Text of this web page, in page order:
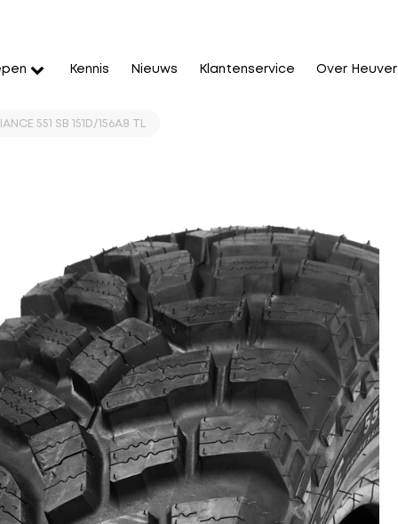
Kennis Nieuws Klantenservice Over Heuver
551 SB 151D/156A8 TL